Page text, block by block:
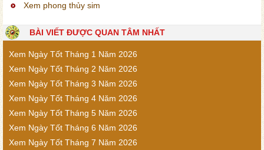
Xem phong thủy sim
BÀI VIẾT ĐƯỢC QUAN TÂM NHẤT
Xem Ngày Tốt Tháng 1 Năm 2026
Xem Ngày Tốt Tháng 2 Năm 2026
Xem Ngày Tốt Tháng 3 Năm 2026
Xem Ngày Tốt Tháng 4 Năm 2026
Xem Ngày Tốt Tháng 5 Năm 2026
Xem Ngày Tốt Tháng 6 Năm 2026
Xem Ngày Tốt Tháng 7 Năm 2026